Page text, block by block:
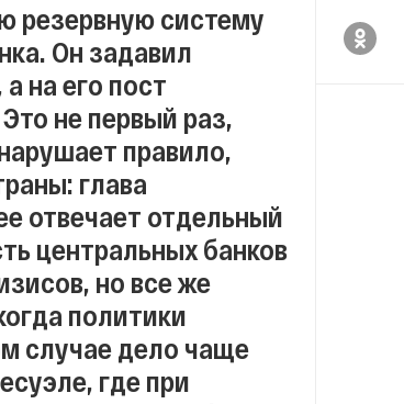
резервную систему
Он задавил
на его пост
не первый раз,
правило,
глава
отвечает отдельный
центральных банков
но все же
политики
случае дело чаще
где при